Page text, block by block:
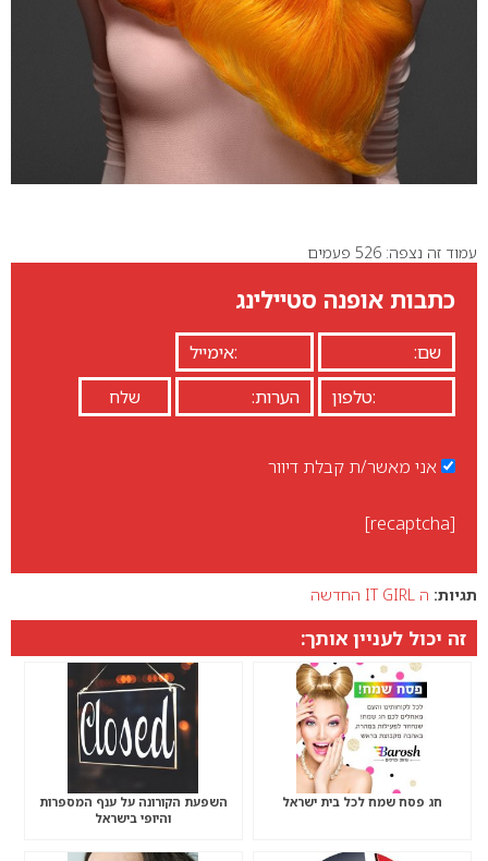
עמוד זה נצפה: 526 פעמים
כתבות אופנה סטיילינג
אני מאשר/ת קבלת דיוור
[recaptcha]
תגיות: ה IT GIRL החדשה
זה יכול לעניין אותך:
חג פסח שמח לכל בית ישראל
השפעת הקורונה על ענף המספרות
והיופי בישראל